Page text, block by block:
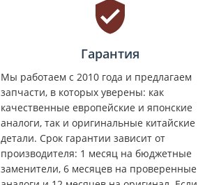
Гарантия
Мы работаем с 2010 года и предлагаем
запчасти, в которых уверены: как
качественные европейские и японские
аналоги, так и оригинальные китайские
детали. Срок гарантии зависит от
производителя: 1 месяц на бюджетные
заменители, 6 месяцев на проверенные